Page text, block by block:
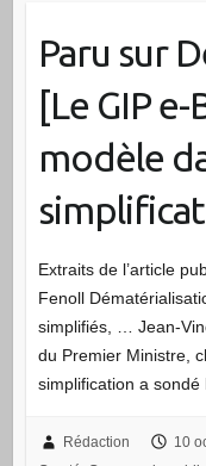
Paru sur
[Le GIP
modèle
Extraits de l’article
Fenoll
simplifiés, … Jean-
du Premier Ministre,
simplification a
Rédaction 10